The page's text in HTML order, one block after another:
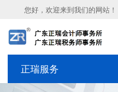
您好，欢迎来到我们的网站！
正瑞服务